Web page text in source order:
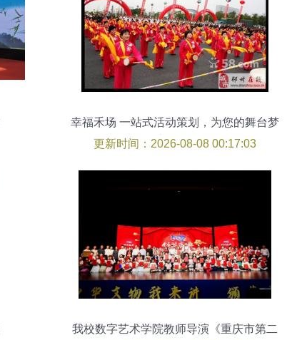
幸福禾场 一站式活动策划，为您的舞台梦
想添彩
更新时间：2026-08-08 00:17:03
我校数字艺术学院教师导演《重庆市第二